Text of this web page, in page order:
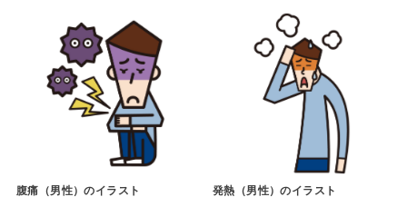
腹痛（男性）のイラスト 発熱（男性）のイラスト